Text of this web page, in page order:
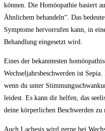
können. Die ⁢Homöopathie basiert
Ähnlichem behandeln“.⁤ Das
Symptome ⁢hervorrufen kann, in
Behandlung ‍eingesetzt wird.
Eines der bekanntesten
Wechseljahrsbeschwerden ist
wenn du unter
leidest. Es kann dir helfen, das
‌deine körperlichen Beschwerden zu
Auch Lachesis wird ⁤gerne⁤ bei